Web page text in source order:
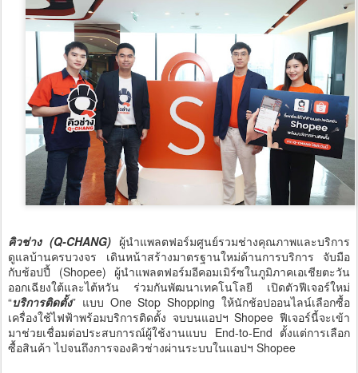
คิวช่าง (Q-CHANG) ผู้นำแพลตฟอร์มศูนย์รวมช่างคุณภาพและบริการ
ดูแลบ้านครบวงจร เดินหน้าสร้างมาตรฐานใหม่ด้านการบริการ จับมือ
กับช้อปปี้ (Shopee) ผู้นำแพลตฟอร์มอีคอมเมิร์ซในภูมิภาคเอเชียตะวัน
ออกเฉียงใต้และไต้หวัน ร่วมกันพัฒนาเทคโนโลยี เปิดตัวฟีเจอร์ใหม่
“บริการติดตั้ง” แบบ One Stop Shopping ให้นักช้อปออนไลน์เลือกซื้อ
เครื่องใช้ไฟฟ้าพร้อมบริการติดตั้ง จบบนแอปฯ Shopee ฟีเจอร์นี้จะเข้า
มาช่วยเชื่อมต่อประสบการณ์ผู้ใช้งานแบบ End-to-End ตั้งแต่การเลือก
ซื้อสินค้า ไปจนถึงการจองคิวช่างผ่านระบบในแอปฯ Shopee